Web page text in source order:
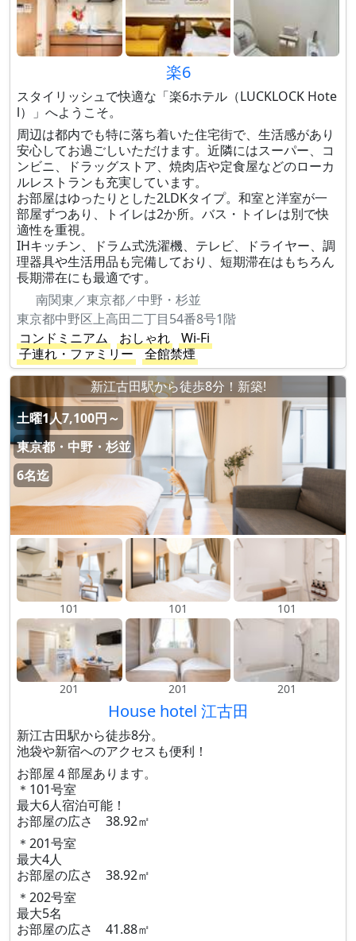
楽6
スタイリッシュで快適な「楽6ホテル（LUCKLOCK Hote
l）」へようこそ。
周辺は都内でも特に落ち着いた住宅街で、生活感があり
安心してお過ごしいただけます。近隣にはスーパー、コ
ンビニ、ドラッグストア、焼肉店や定食屋などのローカ
ルレストランも充実しています。
お部屋はゆったりとした2LDKタイプ。和室と洋室が一
部屋ずつあり、トイレは2か所。バス・トイレは別で快
適性を重視。
IHキッチン、ドラム式洗濯機、テレビ、ドライヤー、調
理器具や生活用品も完備しており、短期滞在はもちろん
長期滞在にも最適です。
南関東／東京都／中野・杉並
東京都中野区上高田二丁目54番8号1階
コンドミニアム
おしゃれ
Wi-Fi
子連れ・ファミリー
全館禁煙
新江古田駅から徒歩8分！新築!
土曜1人7,100円～
東京都・中野・杉並
6名迄
101 101 101
201 201 201
House hotel 江古田
新江古田駅から徒歩8分。
池袋や新宿へのアクセスも便利！
お部屋４部屋あります。
＊101号室
最大6人宿泊可能！
お部屋の広さ 38.92㎡
＊201号室
最大4人
お部屋の広さ 38.92㎡
＊202号室
最大5名
お部屋の広さ 41.88㎡